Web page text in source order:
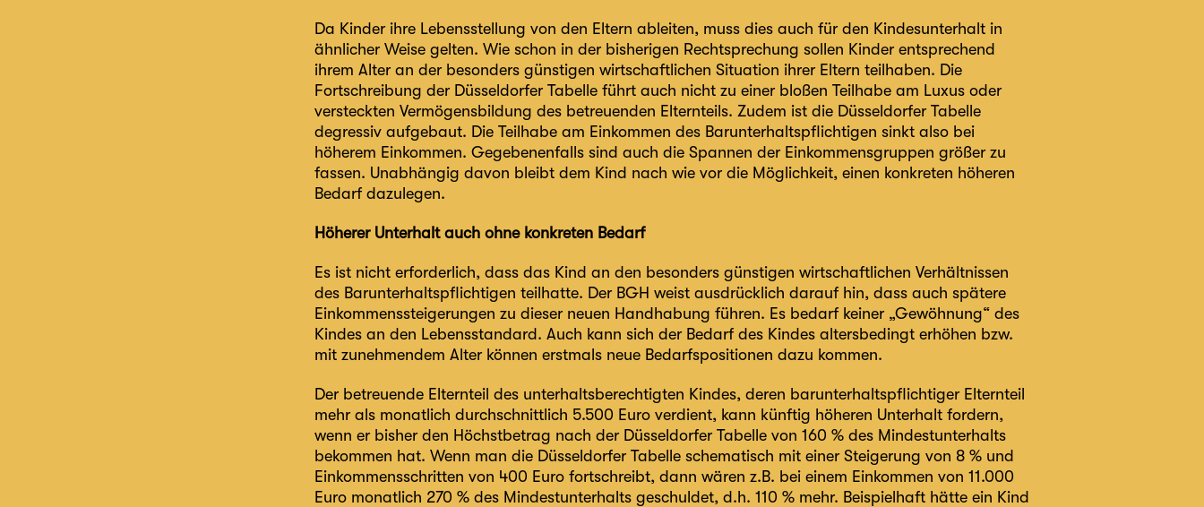
Da Kinder ihre Lebensstellung von den Eltern ableiten, muss dies auch für den Kindesunterhalt in
ähnlicher Weise gelten. Wie schon in der bisherigen Rechtsprechung sollen Kinder entsprechend
ihrem Alter an der besonders günstigen wirtschaftlichen Situation ihrer Eltern teilhaben. Die
Fortschreibung der Düsseldorfer Tabelle führt auch nicht zu einer bloßen Teilhabe am Luxus oder
versteckten Vermögensbildung des betreuenden Elternteils. Zudem ist die Düsseldorfer Tabelle
degressiv aufgebaut. Die Teilhabe am Einkommen des Barunterhaltspflichtigen sinkt also bei
höherem Einkommen. Gegebenenfalls sind auch die Spannen der Einkommensgruppen größer zu
fassen. Unabhängig davon bleibt dem Kind nach wie vor die Möglichkeit, einen konkreten höheren
Bedarf dazulegen.
Höherer Unterhalt auch ohne konkreten Bedarf
Es ist nicht erforderlich, dass das Kind an den besonders günstigen wirtschaftlichen Verhältnissen
des Barunterhaltspflichtigen teilhatte. Der BGH weist ausdrücklich darauf hin, dass auch spätere
Einkommenssteigerungen zu dieser neuen Handhabung führen. Es bedarf keiner „Gewöhnung“ des
Kindes an den Lebensstandard. Auch kann sich der Bedarf des Kindes altersbedingt erhöhen bzw.
mit zunehmendem Alter können erstmals neue Bedarfspositionen dazu kommen.
Der betreuende Elternteil des unterhaltsberechtigten Kindes, deren barunterhaltspflichtiger Elternteil
mehr als monatlich durchschnittlich 5.500 Euro verdient, kann künftig höheren Unterhalt fordern,
wenn er bisher den Höchstbetrag nach der Düsseldorfer Tabelle von 160 % des Mindestunterhalts
bekommen hat. Wenn man die Düsseldorfer Tabelle schematisch mit einer Steigerung von 8 % und
Einkommensschritten von 400 Euro fortschreibt, dann wären z.B. bei einem Einkommen von 11.000
Euro monatlich 270 % des Mindestunterhalts geschuldet, d.h. 110 % mehr. Beispielhaft hätte ein Kind